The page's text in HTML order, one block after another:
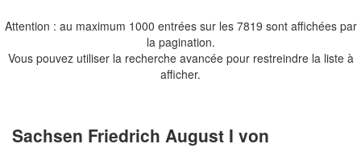
Attention : au maximum 1000 entrées sur les 7819 sont affichées par
la pagination.
Vous pouvez utiliser la recherche avancée pour restreindre la liste à
afficher.
Sachsen Friedrich August I von